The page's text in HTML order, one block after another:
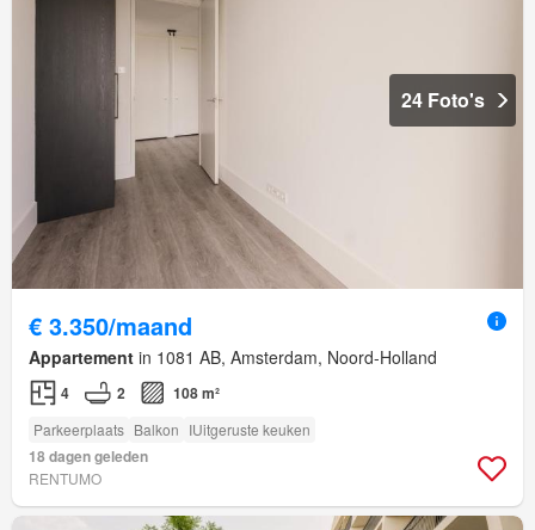
24 Foto's
€ 3.350/maand
Appartement in 1081 AB, Amsterdam, Noord-Holland
4 2 108 m²
Parkeerplaats Balkon IUitgeruste keuken
18 dagen geleden
RENTUMO